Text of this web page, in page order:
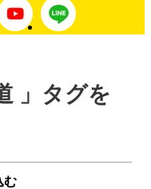
」タグを
む